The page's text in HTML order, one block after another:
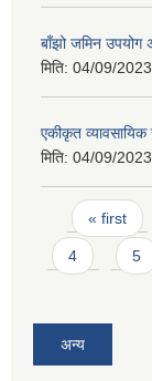
बाँझो जमिन उपयोग
मिति: 04/09/
एकीकृत व्यावसायिक
मिति: 04/09/
Pages
« first
4 5
अन्य